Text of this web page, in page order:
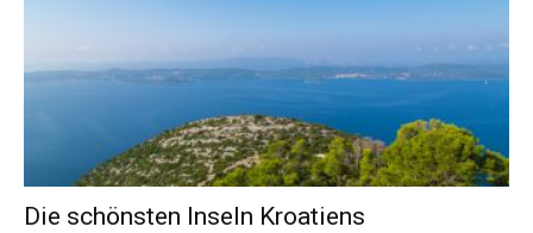
Die schönsten Inseln Kroatiens